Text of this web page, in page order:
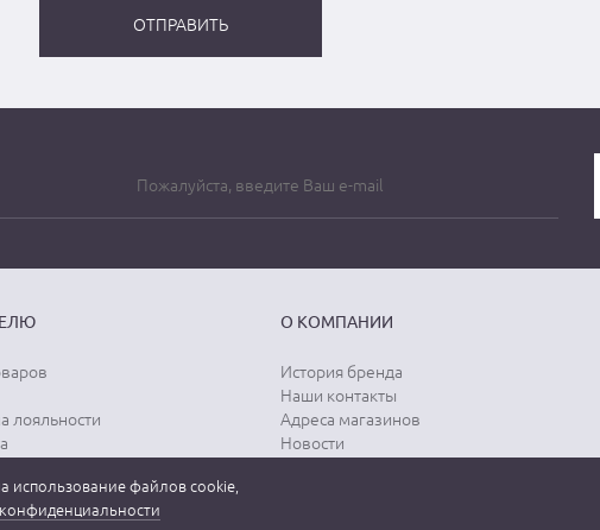
лояльности
О КОМПАНИИ
История бренда
Наши контакты
Адреса магазинов
Новости
использование файлов cookie,